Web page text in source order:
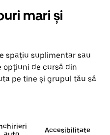
mari și
spațiu suplimentar sau
opțiuni de cursă din
pe tine și grupul tău să
Accesibilitate